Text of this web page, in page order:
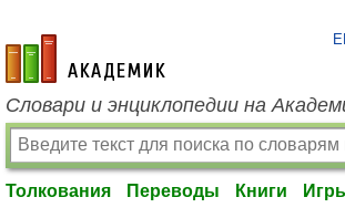
academic.ru
Словари и энциклопедии на
Толкования Переводы Книги